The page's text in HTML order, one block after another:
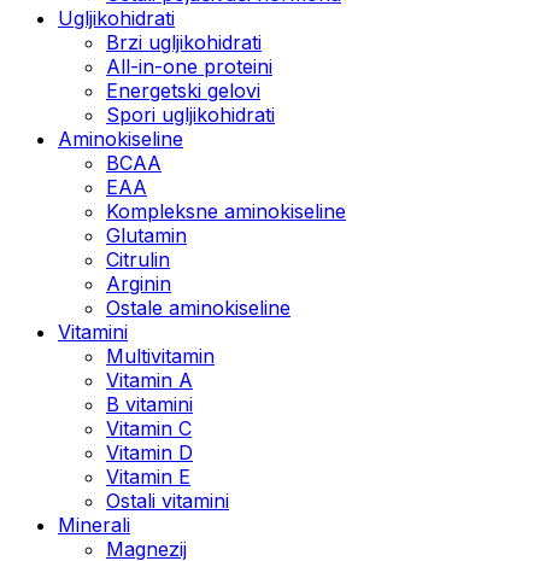
Ugljikohidrati
Brzi ugljikohidrati
All-in-one proteini
Energetski gelovi
Spori ugljikohidrati
Aminokiseline
BCAA
EAA
Kompleksne aminokiseline
Glutamin
Citrulin
Arginin
Ostale aminokiseline
Vitamini
Multivitamin
Vitamin A
B vitamini
Vitamin C
Vitamin D
Vitamin E
Ostali vitamini
Minerali
Magnezij